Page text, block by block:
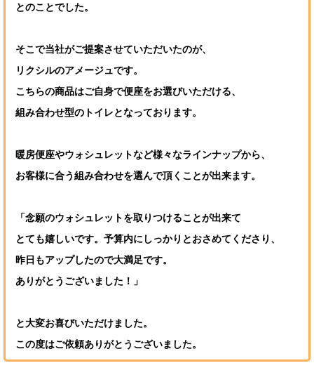
とのことでした。
そこで当社がご提案させていただいたのが、
リクシルのアメージュです。
こちらの商品はご自身で便座をお選びいただける、
組み合わせ型のトイレとなっております。
暖房便座やウォシュレットなど様々なラインナップから、
お客様に合う組み合わせを選んで頂くことが出来ます。
「念願のウォシュレットを取りつけることが出来て
とても嬉しいです。予算内にしっかりとおさめてくださり、
昨日もアップしたので大満足です。
ありがとうございました！」
と大変お喜びいただけました。
この度はご依頼ありがとうございました。